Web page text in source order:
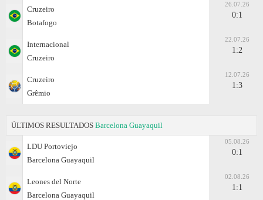
Cruzeiro
Botafogo
26.07.26
0:1
Internacional
Cruzeiro
22.07.26
1:2
Cruzeiro
Grêmio
12.07.26
1:3
ÚLTIMOS RESULTADOS Barcelona Guayaquil
LDU Portoviejo
Barcelona Guayaquil
05.08.26
0:1
Leones del Norte
Barcelona Guayaquil
02.08.26
1:1